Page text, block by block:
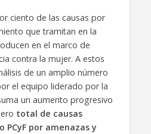
ciento de las causas por
que tramitan en la
en el marco de
contra la mujer. A estos
de un amplio número
el equipo liderado por la
un aumento progresivo
total de causas
PCyF por amenazas y